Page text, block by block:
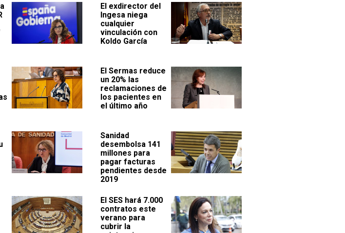
El exdirector del
Ingesa niega
cualquier
vinculación con
Koldo García
El Sermas reduce
un 20% las
reclamaciones de
los pacientes en
el último año
Sanidad
desembolsa 141
millones para
pagar facturas
pendientes desde
2019
El SES hará 7.000
contratos este
verano para
cubrir la